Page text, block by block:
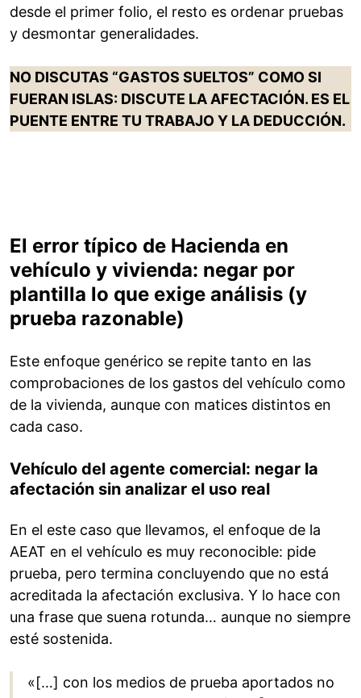
desde el primer folio, el resto es ordenar pruebas
y desmontar generalidades.
NO DISCUTAS “GASTOS SUELTOS” COMO SI
FUERAN ISLAS: DISCUTE LA AFECTACIÓN. ES EL
PUENTE ENTRE TU TRABAJO Y LA DEDUCCIÓN.
El error típico de Hacienda en
vehículo y vivienda: negar por
plantilla lo que exige análisis (y
prueba razonable)
Este enfoque genérico se repite tanto en las
comprobaciones de los gastos del vehículo como
de la vivienda, aunque con matices distintos en
cada caso.
Vehículo del agente comercial: negar la
afectación sin analizar el uso real
En el este caso que llevamos, el enfoque de la
AEAT en el vehículo es muy reconocible: pide
prueba, pero termina concluyendo que no está
acreditada la afectación exclusiva. Y lo hace con
una frase que suena rotunda… aunque no siempre
esté sostenida.
«[…] con los medios de prueba aportados no